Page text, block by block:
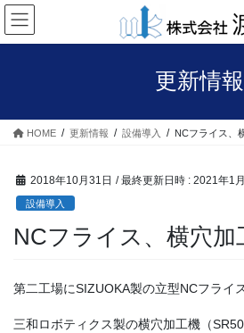
コ
ン
テ
ス
ナ
ビ
ゲ
ン
更新情報
HOME 更新情報 設備導入 NCフライス、
2018年10月31日 / 最終更新日時 : 2021年1
設備導入
NCフライス、横穴加
第二工場にSIZUOKA製の立型NCフライ
三和ロボティクス製の横穴加工機（